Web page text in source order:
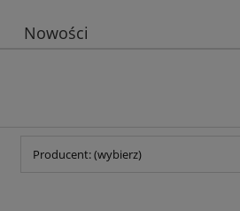
Nowości
Producent: (wybierz)